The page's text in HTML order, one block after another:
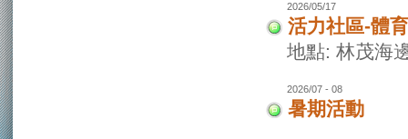
2026/05/17
活力社區-體
地點: 林茂海
2026/07 - 08
暑期活動